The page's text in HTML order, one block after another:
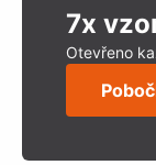
7x
Otevřeno